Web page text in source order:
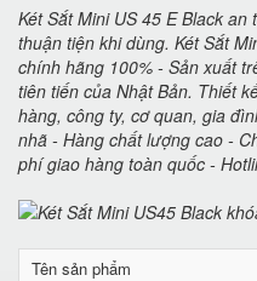
Két Sắt Mini US 45 E Black
thuận tiện khi dùng. Két Sắt
chính hãng 100% - Sản xuất
tiên tiến của Nhật Bản. Thiết
hàng, công ty, cơ quan, gia
nhã - Hàng chất lượng cao -
phí giao hàng toàn quốc -
Tên sản phẩm